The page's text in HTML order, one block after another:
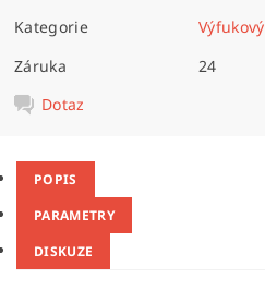
Kategorie
Záruka
24
Dotaz
POPIS
PARAMETRY
DISKUZE